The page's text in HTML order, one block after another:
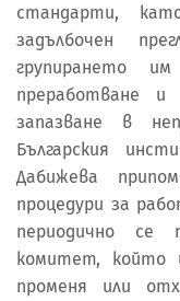
стандарти,
задълбочен
групирането
преработване и
запазване в
Българския
Дабижева
процедури за
периодично се
комитет, който
променя или